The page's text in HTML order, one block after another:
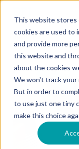
This website stores
cookies are used to
and provide more
this website and
about the cookies
We won't track
But in order to
to use just one tiny
make this choice
Article Tag